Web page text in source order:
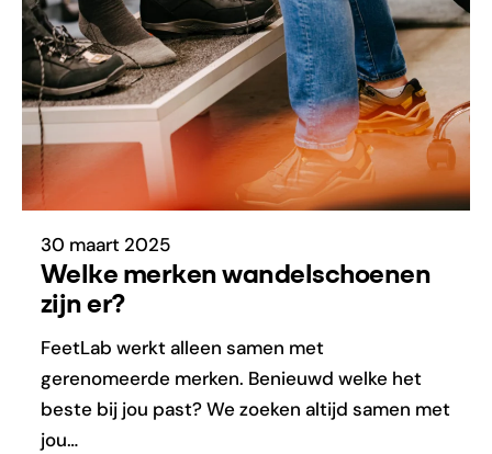
30 maart 2025
Welke merken wandelschoenen
zijn er?
FeetLab werkt alleen samen met
gerenomeerde merken. Benieuwd welke het
beste bij jou past? We zoeken altijd samen met
jou…